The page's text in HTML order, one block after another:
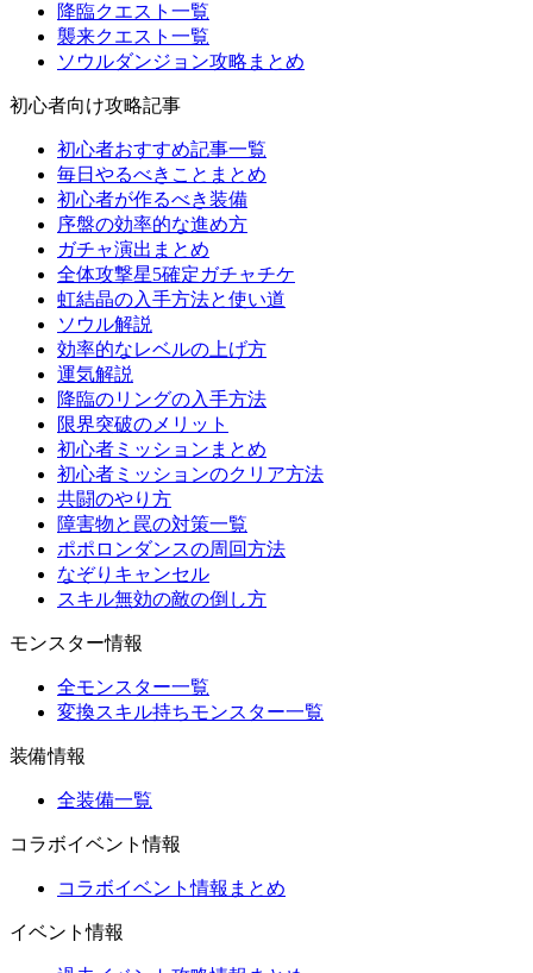
降臨クエスト一覧
襲来クエスト一覧
ソウルダンジョン攻略まとめ
初心者向け攻略記事
初心者おすすめ記事一覧
毎日やるべきことまとめ
初心者が作るべき装備
序盤の効率的な進め方
ガチャ演出まとめ
全体攻撃星5確定ガチャチケ
虹結晶の入手方法と使い道
ソウル解説
効率的なレベルの上げ方
運気解説
降臨のリングの入手方法
限界突破のメリット
初心者ミッションまとめ
初心者ミッションのクリア方法
共闘のやり方
障害物と罠の対策一覧
ポポロンダンスの周回方法
なぞりキャンセル
スキル無効の敵の倒し方
モンスター情報
全モンスター一覧
変換スキル持ちモンスター一覧
装備情報
全装備一覧
コラボイベント情報
コラボイベント情報まとめ
イベント情報